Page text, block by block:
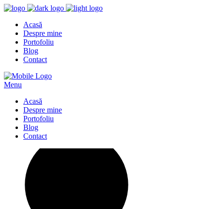
Acasă
Despre mine
Portofoliu
Blog
Contact
Menu
Acasă
Despre mine
Portofoliu
Blog
Contact